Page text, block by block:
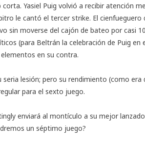
Yasiel Puig volvió a recibir atención
le cantó el tercer strike. El
sin moverse del cajón de bateo por casi
(para Beltrán la celebración de Puig en
en su contra.
seria lesión; pero su rendimiento (como
para el sexto juego.
enviará al montículo a su mejor
un séptimo juego?